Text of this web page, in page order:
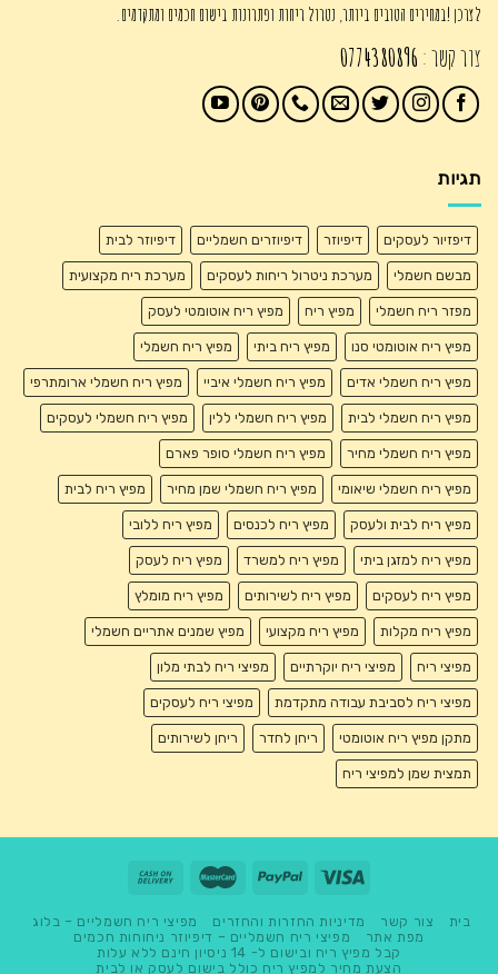
לצרכן !במחירים הטובים ביותר, נטרול ריחות ופתרונות בישום חכמים ומתקדמים.
צור קשר : 0774380896
תגיות
דיפזיור לעסקים דיפיוזר דיפיוזרים חשמליים דיפיוזר לבית
מבשם חשמלי מערכת ניטרול ריחות לעסקים מערכת ריח מקצועית
מפזר ריח חשמלי מפיץ ריח מפיץ ריח אוטומטי לעסק
מפיץ ריח אוטומטי סנו מפיץ ריח ביתי מפיץ ריח חשמלי
מפיץ ריח חשמלי אדים מפיץ ריח חשמלי איביי מפיץ ריח חשמלי ארומתרפי
מפיץ ריח חשמלי לבית מפיץ ריח חשמלי ללין מפיץ ריח חשמלי לעסקים
מפיץ ריח חשמלי מחיר מפיץ ריח חשמלי סופר פארם
מפיץ ריח חשמלי שיאומי מפיץ ריח חשמלי שמן מחיר מפיץ ריח לבית
מפיץ ריח לבית ולעסק מפיץ ריח לכנסים מפיץ ריח ללובי
מפיץ ריח למזגן ביתי מפיץ ריח למשרד מפיץ ריח לעסק
מפיץ ריח לעסקים מפיץ ריח לשירותים מפיץ ריח מומלץ
מפיץ ריח מקלות מפיץ ריח מקצועי מפיץ שמנים אתריים חשמלי
מפיצי ריח מפיצי ריח יוקרתיים מפיצי ריח לבתי מלון
מפיצי ריח לסביבת עבודה מתקדמת מפיצי ריח לעסקים
מתקן מפיץ ריח אוטומטי ריחן לחדר ריחן לשירותים
תמצית שמן למפיצי ריח
בית צור קשר מדיניות החזרות והחזרים
מפיצי ריח חשמליים – בלוג
מפת אתר
מפיצי ריח חשמליים – דיפיוזר ניחוחות חכמים
קבל מפיץ ריח ובישום ל- 14 ניסיון חינם ללא עלות
הצעת מחיר למפיץ ריח כולל בישום לעסק או לבית